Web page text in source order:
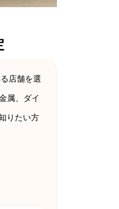
店舗を選
属、ダイ
りたい方